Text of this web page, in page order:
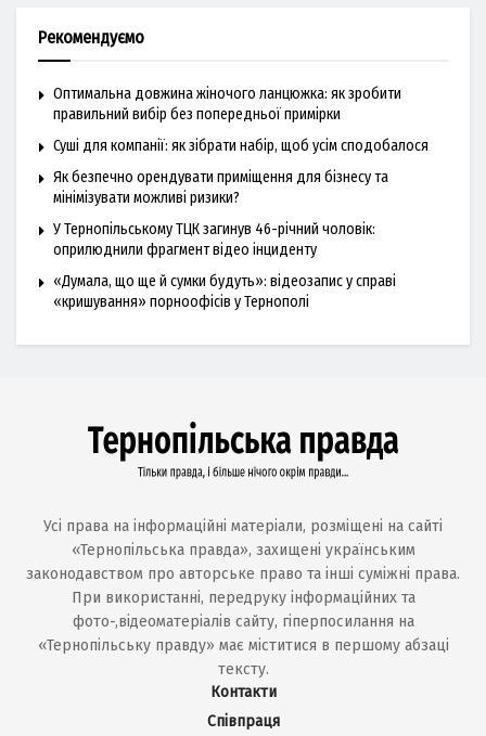
Рекомендуємо
Оптимальна довжина жіночого ланцюжка: як зробити
правильний вибір без попередньої примірки
Суші для компанії: як зібрати набір, щоб усім сподобалося
Як безпечно орендувати приміщення для бізнесу та
мінімізувати можливі ризики?
У Тернопільському ТЦК загинув 46-річний чоловік:
оприлюднили фрагмент відео інциденту
«Думала, що ще й сумки будуть»: відеозапис у справі
«кришування» порноофісів у Тернополі
Усі права на інформаційні матеріали, розміщені на сайті
«Тернопільська правда», захищені українським
законодавством про авторське право та інші суміжні права.
При використанні, передруку інформаційних та
фото-,відеоматеріалів сайту, гіперпосилання на
«Тернопільську правду» має міститися в першому абзаці
тексту.
Контакти
Співпраця